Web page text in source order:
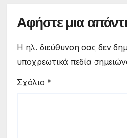
Αφήστε μια
Η ηλ. διεύθυνση σας δεν
υποχρεωτικά πεδία
Σχόλιο *